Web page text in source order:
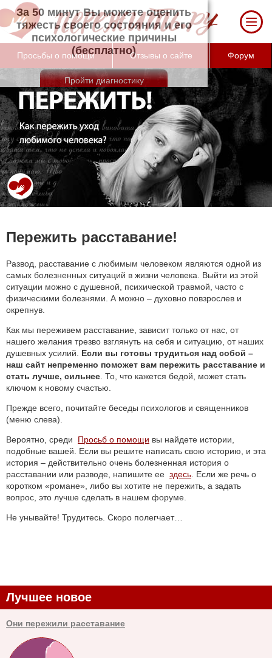
За 50 минут Вы можете оценить тяжесть
своего состояния и его психологические
причины (бесплатно)
Просьбы о помощи Отзывы о сайте Форум
Пережить расставание!
Развод, расставание с любимым человеком являются одной из
самых болезненных ситуаций в жизни человека. Выйти из этой
ситуации можно с душевной, психической травмой, часто с
физическими болезнями. А можно – духовно повзрослев и
окрепнув.
Как мы переживем расставание, зависит только от нас, от
нашего желания трезво взглянуть на себя и ситуацию, от наших
душевных усилий. Если вы готовы трудиться над собой –
наш сайт непременно поможет вам пережить расставание и
стать лучше, сильнее . То, что кажется бедой, может стать
ключом к новому счастью.
Прежде всего, почитайте беседы психологов и священников
(меню слева).
Вероятно, среди Просьб о помощи вы найдете истории,
подобные вашей. Если вы решите написать свою историю, и эта
история – действительно очень болезненная история о
расставании или разводе, напишите ее здесь . Если же речь о
коротком «романе», либо вы хотите не пережить, а задать
вопрос, это лучше сделать в нашем форуме.
Не унывайте! Трудитесь. Скоро полегчает…
Лучшее новое
Они пережили расставание